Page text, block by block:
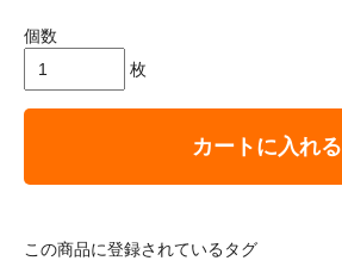
個数
枚
カートに入れる
この商品に登録されているタグ